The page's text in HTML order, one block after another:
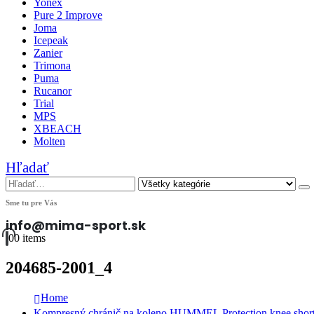
Yonex
Pure 2 Improve
Joma
Icepeak
Zanier
Trimona
Puma
Rucanor
Trial
MPS
XBEACH
Molten
Hľadať
Sme tu pre Vás
info@mima-sport.sk
00 items
204685-2001_4
Home